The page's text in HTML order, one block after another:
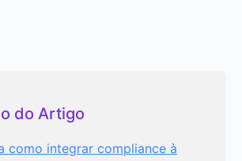
do Artigo
como integrar compliance à